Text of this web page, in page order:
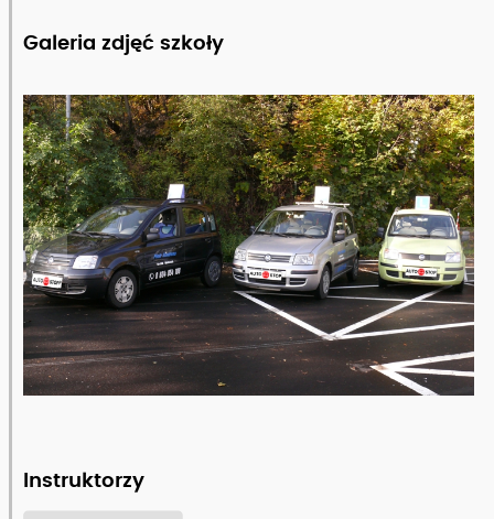
Zobacz pełny opis szkoły
Galeria zdjęć szkoły
Instruktorzy